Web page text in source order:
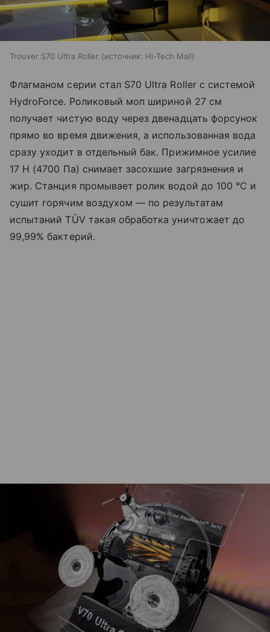
Trouver S70 Ultra Roller источник: Hi-Tech Mail
Флагманом серии стал S70 Ultra Roller с системой
HydroForce. Роликовый моп шириной 27 см
получает чистую воду через двенадцать форсунок
прямо во время движения, а использованная вода
сразу уходит в отдельный бак. Прижимное усилие
17 Н (4700 Па) снимает засохшие загрязнения и
жир. Станция промывает ролик водой до 100 °C и
сушит горячим воздухом — по результатам
испытаний TÜV такая обработка уничтожает до
99,99% бактерий.